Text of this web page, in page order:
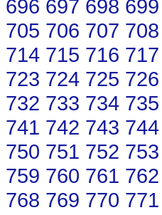
696 697 698 699
705 706 707 708
714 715 716 717
723 724 725 726
732 733 734 735
741 742 743 744
750 751 752 753
759 760 761 762
768 769 770 771